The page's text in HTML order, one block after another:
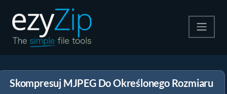
Rozpakuj
Skompresuj MJPEG Do Określonego Rozmiaru